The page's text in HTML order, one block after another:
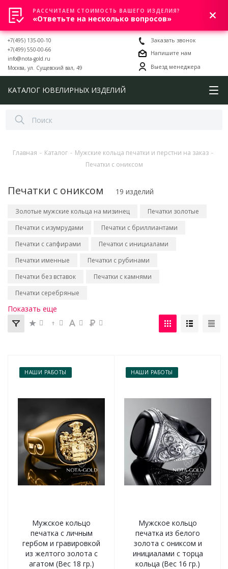
0
+7(495) 135-00-10
+7(499) 550-00-66
info@nota-gold.ru
Москва, ул. Сущевский вал, 49
Заказать звонок
Напишите нам
Выезд менеджера
КАТАЛОГ ЮВЕЛИРНЫХ ИЗДЕЛИЙ
Главная - Каталог - Мужские кольца печатки и перстни на заказ -
Печатки с ониксом
Печатки с ониксом 19 изделий
Золотые мужские кольца на мизинец
Печатки золотые
Печатки с изумрудами
Печатки с бриллиантами
Печатки с сапфирами
Печатки с инициалами
Печатки именные
Печатки с рубинами
Печатки без вставок
Печатки с камнями
Печатки серебряные
Показать еще
НАШИ РАБОТЫ
Мужское кольцо
печатка с личным
гербом и гравировкой
из желтого золота с
агатом (Вес 18 гр.)
НАШИ РАБОТЫ
Мужское кольцо
печатка из белого
золота с ониксом и
инициалами с торца
кольца (Вес 16 гр.)
РАССЧИТАЕМ СТОИМОСТЬ ВАШЕГО ИЗДЕЛИЯ?
«Ответьте на несколько вопросов»